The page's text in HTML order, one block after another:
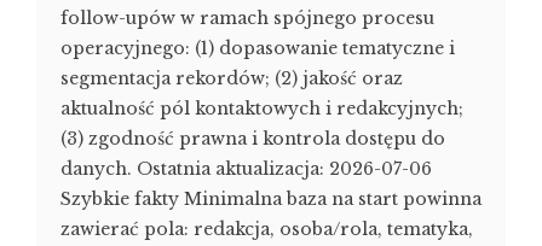
follow-upów w ramach spójnego procesu
operacyjnego: (1) dopasowanie tematyczne i
segmentacja rekordów; (2) jakość oraz
aktualność pól kontaktowych i redakcyjnych;
(3) zgodność prawna i kontrola dostępu do
danych. Ostatnia aktualizacja: 2026-07-06
Szybkie fakty Minimalna baza na start powinna
zawierać pola: redakcja, osoba/rola, tematyka,